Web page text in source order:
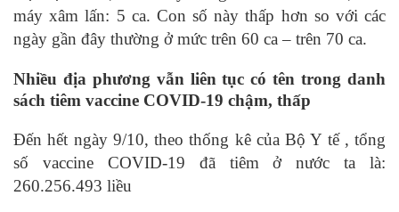
máy xâm lấn: 5 ca. Con số này thấp hơn so với các
ngày gần đây thường ở mức trên 60 ca – trên 70 ca.
Nhiều địa phương vẫn liên tục có tên trong danh
sách tiêm vaccine COVID-19 chậm, thấp
Đến hết ngày 9/10, theo thống kê của Bộ Y tế , tổng
số vaccine COVID-19 đã tiêm ở nước ta là:
260.256.493 liều